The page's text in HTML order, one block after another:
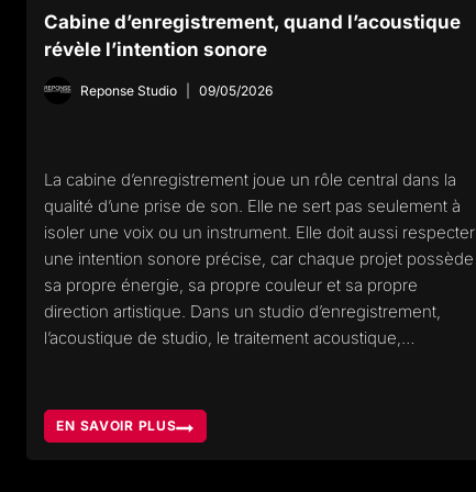
Cabine d’enregistrement, quand l’acoustique
révèle l’intention sonore
Reponse Studio 09/05/2026
La cabine d’enregistrement joue un rôle central dans la
qualité d’une prise de son. Elle ne sert pas seulement à
isoler une voix ou un instrument. Elle doit aussi respecter
une intention sonore précise, car chaque projet possède
sa propre énergie, sa propre couleur et sa propre
direction artistique. Dans un studio d’enregistrement,
l’acoustique de studio, le traitement acoustique,…
EN SAVOIR PLUS
CABINE
D’ENREGISTREMENT,